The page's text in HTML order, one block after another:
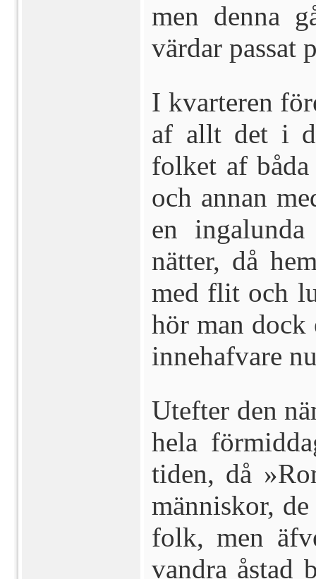
men denna
värdar passat
I kvarteren
af allt det i
folket af
och annan
en
nätter, då
med flit och
hör man dock
innehafvare
Utefter den
hela
tiden, då
människor,
folk, men
vandra åstad